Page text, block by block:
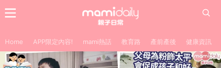
Home APP限定內容! mami熱話 教育路 產前產後 健康資訊